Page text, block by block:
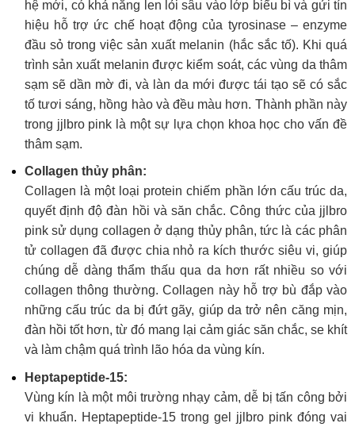
hệ mới, có khả năng len lỏi sâu vào lớp biểu bì và gửi tín
hiệu hỗ trợ ức chế hoạt động của tyrosinase – enzyme
đầu sỏ trong việc sản xuất melanin (hắc sắc tố). Khi quá
trình sản xuất melanin được kiểm soát, các vùng da thâm
sạm sẽ dần mờ đi, và làn da mới được tái tạo sẽ có sắc
tố tươi sáng, hồng hào và đều màu hơn. Thành phần này
trong jjlbro pink là một sự lựa chọn khoa học cho vấn đề
thâm sạm.
Collagen thủy phân:
Collagen là một loại protein chiếm phần lớn cấu trúc da,
quyết định độ đàn hồi và săn chắc. Công thức của jjlbro
pink sử dụng collagen ở dạng thủy phân, tức là các phân
tử collagen đã được chia nhỏ ra kích thước siêu vi, giúp
chúng dễ dàng thẩm thấu qua da hơn rất nhiều so với
collagen thông thường. Collagen này hỗ trợ bù đắp vào
những cấu trúc da bị đứt gãy, giúp da trở nên căng mịn,
đàn hồi tốt hơn, từ đó mang lại cảm giác săn chắc, se khít
và làm chậm quá trình lão hóa da vùng kín.
Heptapeptide-15:
Vùng kín là một môi trường nhạy cảm, dễ bị tấn công bởi
vi khuẩn. Heptapeptide-15 trong gel jjlbro pink đóng vai